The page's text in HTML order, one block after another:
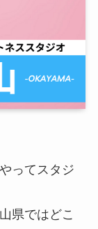
ってスタジ
県ではどこ